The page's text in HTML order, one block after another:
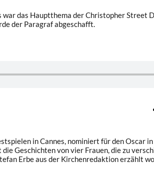
das Hauptthema der Christopher Street
der Paragraf abgeschafft.
in Cannes, nominiert für den Oscar
Geschichten von vier Frauen, die zu
Erbe aus der Kirchenredaktion erzählt